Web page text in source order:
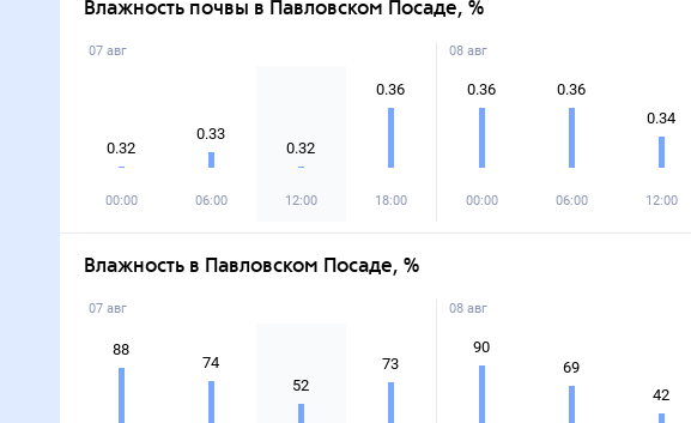
Влажность почвы в Павловском Посаде, %
07 авг
0.32
00:00
0.33
06:00
0.32
12:00
0.36
18:00
08 авг
0.36
00:00
0.36
06:00
0.34
12:00
Влажность в Павловском Посаде, %
07 авг
88
74
52
73
08 авг
90
69
42